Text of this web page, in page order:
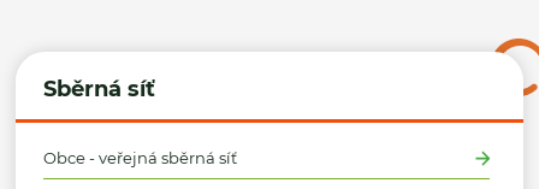
Sběrná síť
Obce - veřejná sběrná síť